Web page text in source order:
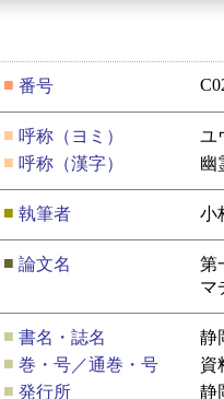
■ 番号
■ 呼称（ヨミ）
ユ
■ 呼称（漢字） 幽
■ 執筆者 小
■ 論文名
マ
■ 書名・誌名
静
■ 巻・号／通巻・号
資
■ 発行所
静